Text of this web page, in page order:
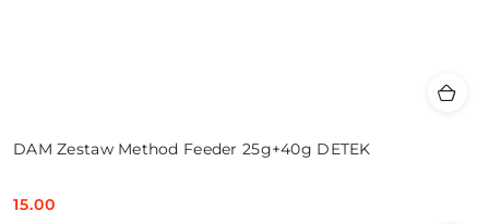
DAM Zestaw Method Feeder 25g+40g DETEK
Cena:
15.00